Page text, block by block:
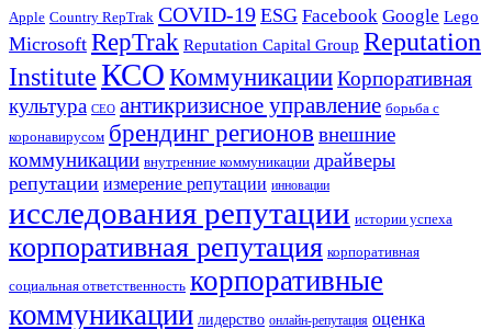
Apple Country RepTrak COVID-19 ESG Facebook Google Lego
Microsoft RepTrak Reputation Capital Group Reputation
InstituteКСО КоммуникацииКорпоративная
культура СЕО антикризисное управление борьба с
коронавирусом брендинг регионов внешние
коммуникации внутренние коммуникации драйверы
репутации измерение репутации инновации
исследования репутации истории успеха
корпоративная репутация корпоративная
социальная ответственность корпоративные
коммуникации лидерство онлайн-репутация оценка